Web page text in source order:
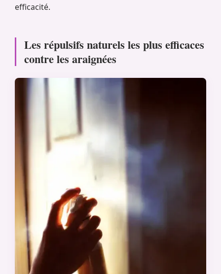
efficacité.
Les répulsifs naturels les plus efficaces
contre les araignées